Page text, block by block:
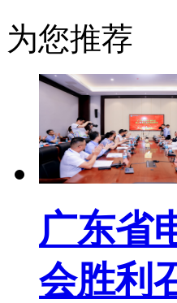
为您推荐
广东省
会胜利